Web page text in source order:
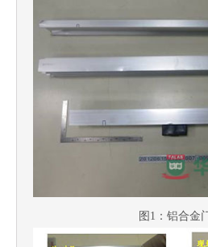
图1：铝合金